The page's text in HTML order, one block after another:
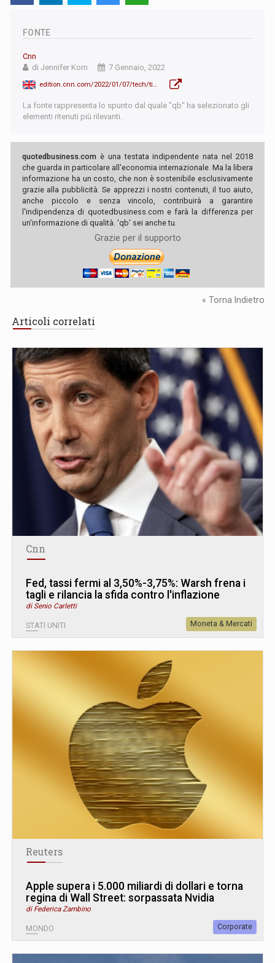
FONTE
Cnn
di Jennifer Korn
7 Gennaio, 2022
edition.cnn.com/2022/01/07/tech/tim-cook-compensation-2021/index.html
La fonte rappresenta lo spunto dal quale "qb" ha selezionato gli
elementi ritenuti più rilevanti.
quotedbusiness.com è una testata indipendente nata nel 2018
che guarda in particolare all'economia internazionale. Ma la libera
informazione ha un costo, che non è sostenibile esclusivamente
grazie alla pubblicità. Se apprezzi i nostri contenuti, il tuo aiuto,
anche piccolo e senza vincolo, contribuirà a garantire
l'indipendenza di quotedbusiness.com e farà la differenza per
un'informazione di qualità. 'qb' sei anche tu.
Grazie per il supporto
« Torna Indietro
Articoli correlati
Cnn
Fed, tassi fermi al 3,50%-3,75%: Warsh frena i
tagli e rilancia la sfida contro l'inflazione
di Senio Carletti
STATI UNITI Moneta & Mercati
Reuters
Apple supera i 5.000 miliardi di dollari e torna
regina di Wall Street: sorpassata Nvidia
di Federica Zambino
MONDO Corporate